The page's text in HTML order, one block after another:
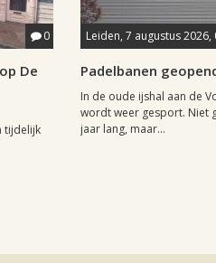
0
De
tijdelijk
Leiden, 7 augustus 2026,
Padelbanen
In de oude ijshal aan de
wordt weer gesport. Niet
jaar lang, maar...